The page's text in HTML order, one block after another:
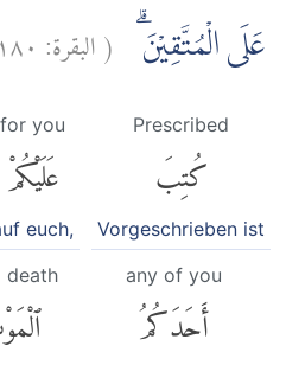
عَلَى الْمُتَّقِيْنَ ۗ (البقرة: ١٨٠
Prescribed
كُتِبَ
Vorgeschrieben ist
for you
عَلَيْكُمْ
euch,
any of you
أَحَدَكُمُ
death